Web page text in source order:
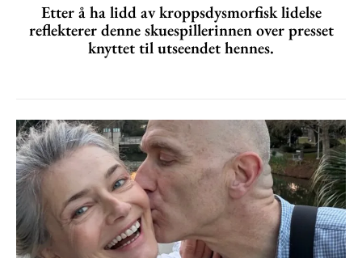
Etter å ha lidd av kroppsdysmorfisk lidelse
reflekterer denne skuespillerinnen over presset
knyttet til utseendet hennes.